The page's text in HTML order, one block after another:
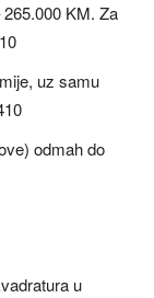
KM. Za
uz samu
odmah do
u